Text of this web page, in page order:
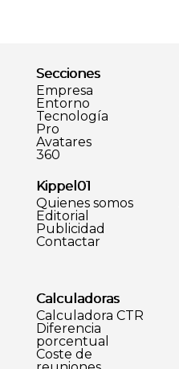
Secciones
Empresa
Entorno
Tecnología
Pro
Avatares
360
Kippel01
Quienes somos
Editorial
Publicidad
Contactar
Calculadoras
Calculadora CTR
Diferencia
porcentual
Coste de